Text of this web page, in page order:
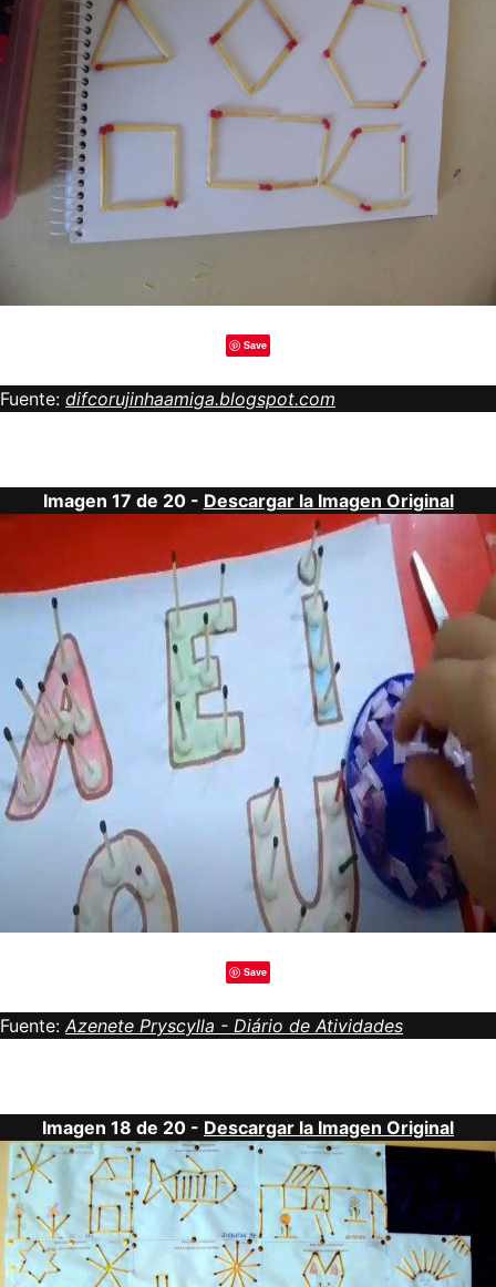
Save
Fuente: difcorujinhaamiga.blogspot.com
Imagen 17 de 20 - Descargar la Imagen Original
Save
Fuente: Azenete Pryscylla - Diário de Atividades
Imagen 18 de 20 - Descargar la Imagen Original